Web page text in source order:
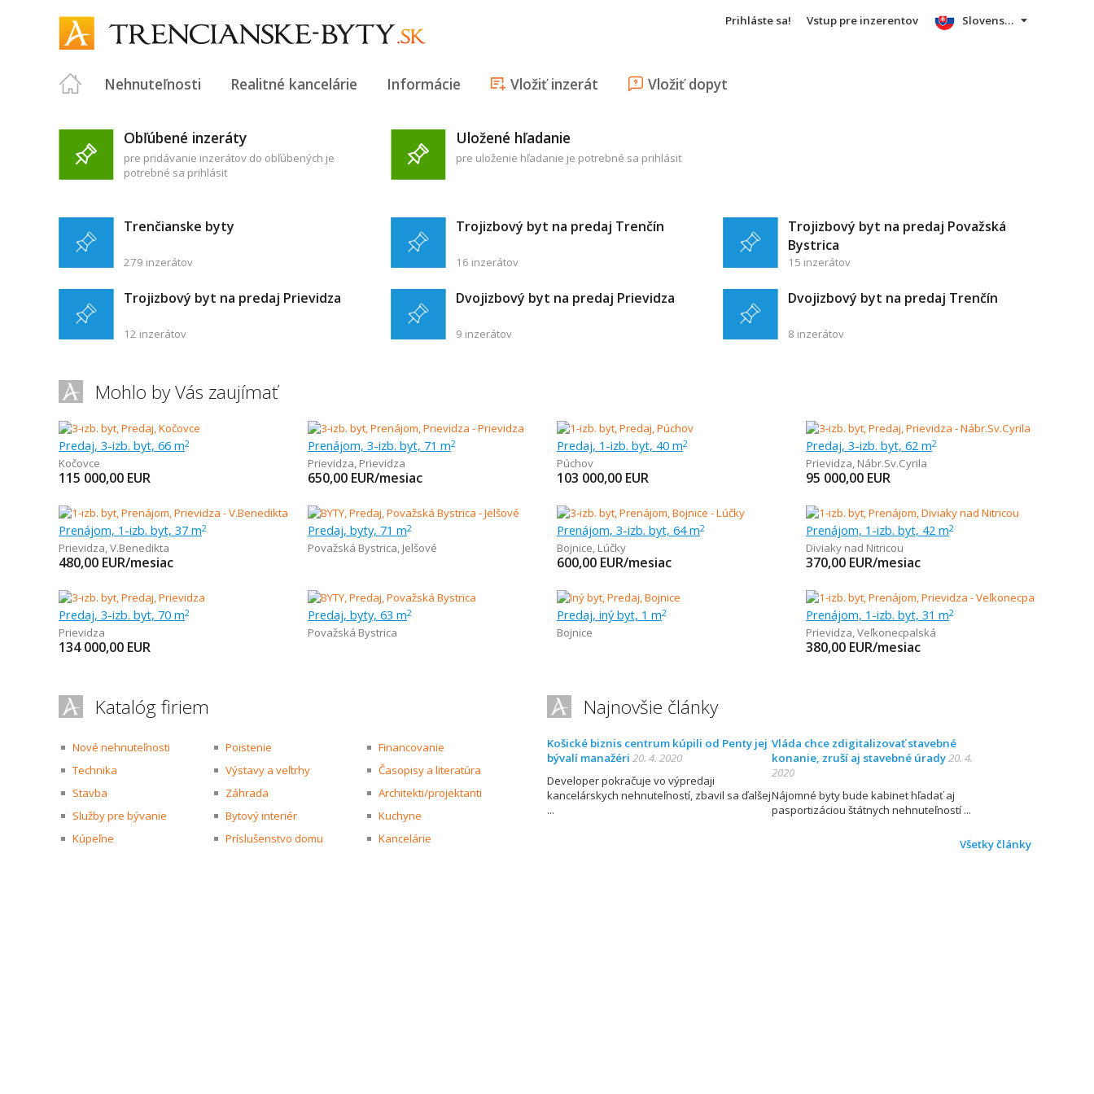
Prihláste sa! Vstup pre inzerentov
Nehnuteľnosti Realitné kancelárie Informácie Vložiť inzerát Vložiť dopyt
Slovensky
Obľúbené inzeráty
pre pridávanie inzerátov do obľúbených je
potrebné sa prihlásiť
Uložené hľadanie
pre uloženie hľadanie je potrebné sa prihlásiť
Trenčianske byty
279 inzerátov
Trojizbový byt na predaj Trenčín
16 inzerátov
Trojizbový byt na predaj Považská
Bystrica
15 inzerátov
Trojizbový byt na predaj Prievidza
12 inzerátov
Dvojizbový byt na predaj Prievidza
9 inzerátov
Dvojizbový byt na predaj Trenčín
8 inzerátov
Mohlo by Vás zaujímať
Predaj, 3-izb. byt, 66 m2
Kočovce
115 000,00 EUR
Prenájom, 3-izb. byt, 71 m2
Prievidza, Prievidza
650,00 EUR/mesiac
Predaj, 1-izb. byt, 40 m2
Púchov
103 000,00 EUR
Predaj, 3-izb. byt, 62 m2
Prievidza, Nábr.Sv.Cyrila
95 000,00 EUR
Prenájom, 1-izb. byt, 37 m2
Prievidza,V.Benedikta
480,00 EUR/mesiac
Predaj, byty, 71 m2
Považská Bystrica, Jelšové
Prenájom, 3-izb. byt, 64 m2
Bojnice, Lúčky
600,00 EUR/mesiac
Prenájom, 1-izb. byt, 42 m2
Diviaky nad Nitricou
370,00 EUR/mesiac
Predaj, 3-izb. byt, 70 m2
Prievidza
134 000,00 EUR
Predaj, byty, 63 m2
Považská Bystrica
Predaj, iný byt, 1 m2
Bojnice
Prenájom, 1-izb. byt, 31 m2
Prievidza,Veľkonecpalská
380,00 EUR/mesiac
Katalóg firiem
Nové nehnuteľnosti Poistenie
Financovanie
Technika
Výstavy a veľtrhy
Časopisy a literatúra
Stavba
Záhrada
Architekti/projektanti
Služby pre bývanie
Bytový interiér
Kuchyne
Kúpeľne
Príslušenstvo domu Kancelárie
Najnovšie články
Košické biznis centrum kúpili od Penty jej
bývalí manažéri 20. 4. 2020
Developer pokračuje vo výpredaji
kancelárskych nehnuteľností, zbavil sa ďalšej
Vláda chce zdigitalizovať stavebné
konanie, zruší aj stavebné úrady20. 4.
2020
Nájomné byty bude kabinet hľadať aj
pasportizáciou štátnych nehnuteľností
Všetky články